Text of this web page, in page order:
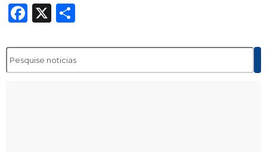
Facebook
X